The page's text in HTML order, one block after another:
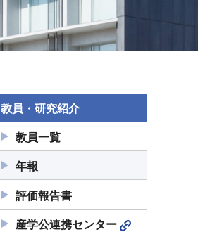
教員・研究紹介
教員一覧
年報
評価報告書
産学公連携センター